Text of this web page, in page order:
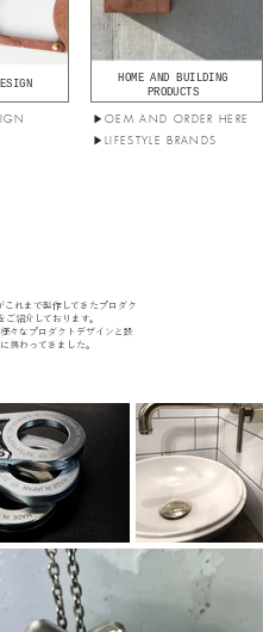
HOME AND BUILDING
PRODUCTS
▶︎OEM AND ORDER HERE
▶︎LIFESTYLE BRANDS
これまで製作してきたプロダク
ご紹介しております。
々なプロダクトデザインと設
携わってきました。